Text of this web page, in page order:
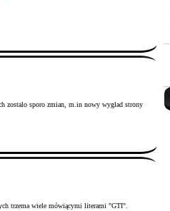
zostalo sporo zmian, m.in nowy wyglad strony
trzema wiele mówiącymi literami "GTI".